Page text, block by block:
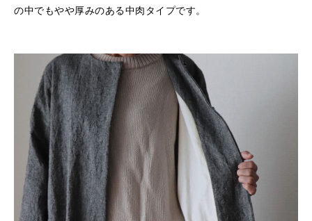
の中でもやや厚みのある中肉タイプです。